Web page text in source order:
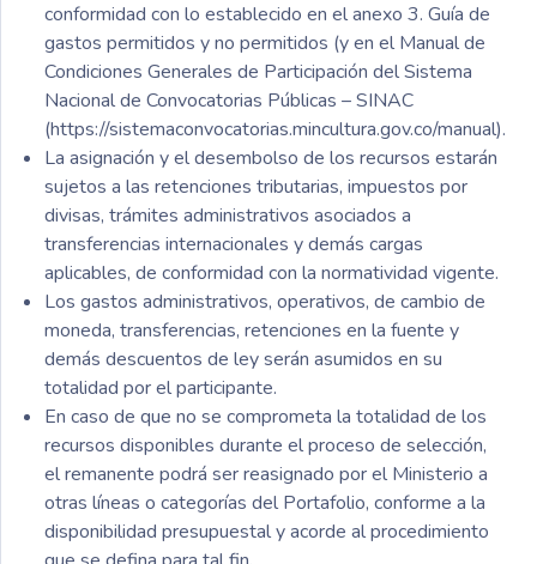
conformidad con lo establecido en el anexo 3. Guía de
gastos permitidos y no permitidos (y en el Manual de
Condiciones Generales de Participación del Sistema
Nacional de Convocatorias Públicas – SINAC
(https://sistemaconvocatorias.mincultura.gov.co/manual).
La asignación y el desembolso de los recursos estarán
sujetos a las retenciones tributarias, impuestos por
divisas, trámites administrativos asociados a
transferencias internacionales y demás cargas
aplicables, de conformidad con la normatividad vigente.
Los gastos administrativos, operativos, de cambio de
moneda, transferencias, retenciones en la fuente y
demás descuentos de ley serán asumidos en su
totalidad por el participante.
En caso de que no se comprometa la totalidad de los
recursos disponibles durante el proceso de selección,
el remanente podrá ser reasignado por el Ministerio a
otras líneas o categorías del Portafolio, conforme a la
disponibilidad presupuestal y acorde al procedimiento